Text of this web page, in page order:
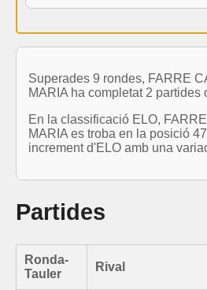
Superades 9 rondes, FARRE
MARIA ha completat 2 partides
En la classificació ELO,
MARIA es troba en la posició
increment d'ELO amb una
Partides
Ronda-
Tauler
Rival